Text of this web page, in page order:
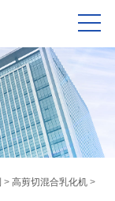
>高剪切混合乳化机 >